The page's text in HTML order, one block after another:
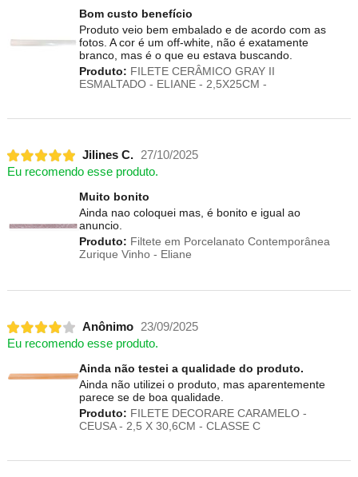
Bom custo benefício
Produto veio bem embalado e de acordo com as
fotos. A cor é um off-white, não é exatamente
branco, mas é o que eu estava buscando.
Produto: FILETE CERÂMICO GRAY II
ESMALTADO - ELIANE - 2,5X25CM -
Jilines C.
27/10/2025
Eu recomendo esse produto.
Muito bonito
Ainda nao coloquei mas, é bonito e igual ao
anuncio.
Produto: Filtete em Porcelanato Contemporânea
Zurique Vinho - Eliane
Anônimo
23/09/2025
Eu recomendo esse produto.
Ainda não testei a qualidade do produto.
Ainda não utilizei o produto, mas aparentemente
parece se de boa qualidade.
Produto: FILETE DECORARE CARAMELO -
CEUSA - 2,5 X 30,6CM - CLASSE C